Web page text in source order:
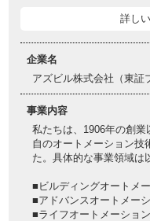
詳し
企業名
アズビル株式会社（東証
事業内容
私たちは、1906年の創
自のオートメーション技
た。具体的な事業領域は
■ビルディングオートメ
■アドバンスオートメー
■ライフオートメーショ